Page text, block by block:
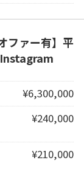
ファー有】平
¥6,300,000
¥240,000
¥210,000